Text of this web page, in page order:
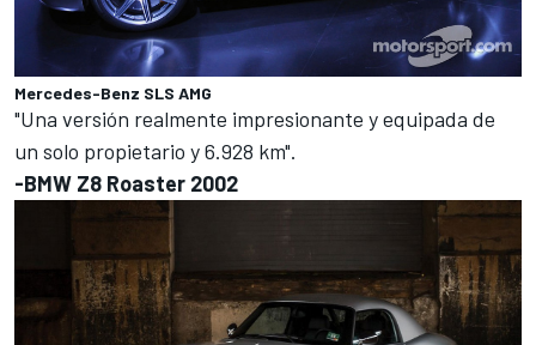
Mercedes-Benz SLS AMG
"Una versión realmente impresionante y equipada de
un solo propietario y 6.928 km".
-BMW Z8 Roaster 2002